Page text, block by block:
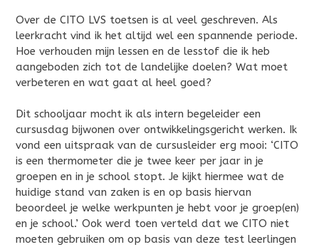
Over de CITO LVS toetsen is al veel geschreven. Als
leerkracht vind ik het altijd wel een spannende periode.
Hoe verhouden mijn lessen en de lesstof die ik heb
aangeboden zich tot de landelijke doelen? Wat moet
verbeteren en wat gaat al heel goed?
Dit schooljaar mocht ik als intern begeleider een
cursusdag bijwonen over ontwikkelingsgericht werken. Ik
vond een uitspraak van de cursusleider erg mooi: ‘CITO
is een thermometer die je twee keer per jaar in je
groepen en in je school stopt. Je kijkt hiermee wat de
huidige stand van zaken is en op basis hiervan
beoordeel je welke werkpunten je hebt voor je groep(en)
en je school.’ Ook werd toen verteld dat we CITO niet
moeten gebruiken om op basis van deze test leerlingen